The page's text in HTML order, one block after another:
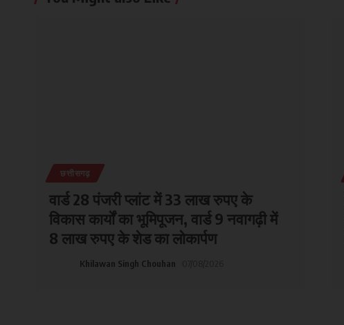
छत्तीसगढ़
वार्ड 28 पंजरी प्लांट में 33 लाख रुपए के
विकास कार्यों का भूमिपूजन, वार्ड 9 नवागढ़ी में
8 लाख रुपए के शेड का लोकार्पण
Khilawan Singh Chouhan